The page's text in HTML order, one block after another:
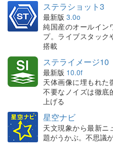
ステラショット3
最新版 3.0o
純国産のオールイン
プ。ライブスタック
搭載
ステライメージ10
最新版 10.0f
天体画像に埋もれた
不要なノイズは徹底
上げる
星空ナビ
天文現象から最新ニ
題がうかぶ。不思議